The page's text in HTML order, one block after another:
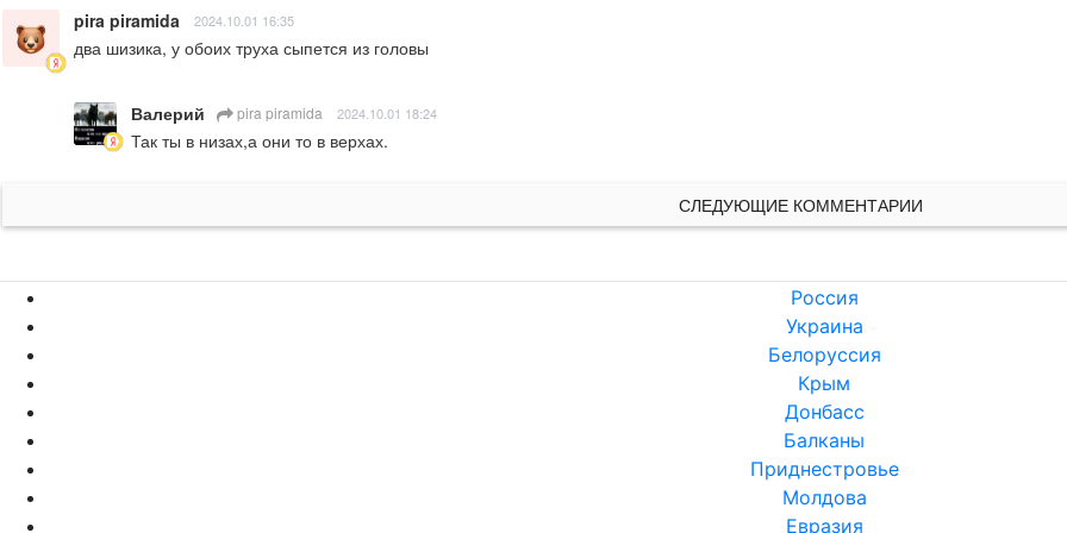
pira piramida 2024.10.01 16:35
два шизика, у обоих труха сыпется из головы
Валерий pira piramida 2024.10.01 18:24
Так ты в низах,а они то в верхах.
СЛЕДУЮЩИЕ КОММЕНТАРИИ
Россия
Украина
Белоруссия
Крым
Донбасс
Балканы
Приднестровье
Молдова
Евразия